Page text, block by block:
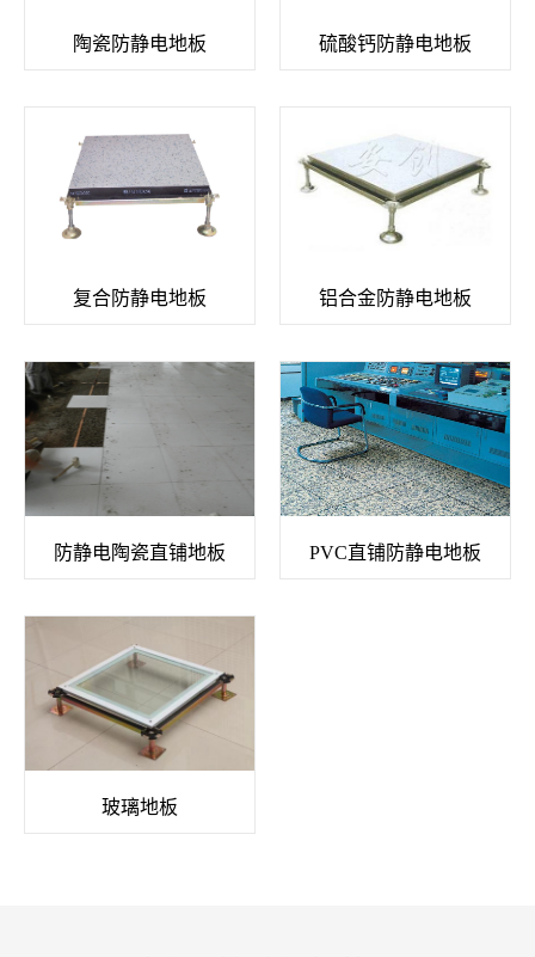
陶瓷防静电地板 硫酸钙防静电地板
复合防静电地板 铝合金防静电地板
防静电陶瓷直铺地板 PVC直铺防静电地板
玻璃地板